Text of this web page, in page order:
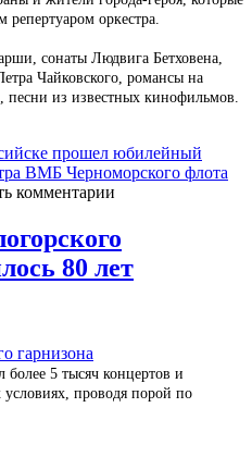
оркестра.
сонаты Людвига Бетховена,
Чайковского, романсы на
песни из известных кинофильмов.
прошел юбилейный
ВМБ Черноморского флота
комментарии
80 лет
5 тысяч концертов и
проводя порой по